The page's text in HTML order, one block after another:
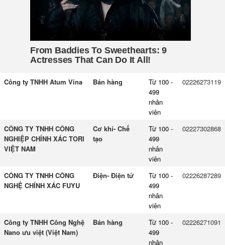
Công ty TNHH Atum Vina Bán hàng
Từ 100 -
499
nhân
viên
02226273119
CÔNG TY TNHH CÔNG
NGHIỆP CHÍNH XÁC TORI
VIỆT NAM
Cơ khí- Chế
tạo
Từ 100 -
499
nhân
viên
02227302868
CÔNG TY TNHH CÔNG
NGHỆ CHÍNH XÁC FUYU
Điện- Điện tử
Từ 100 -
499
nhân
viên
02226287289
Công ty TNHH Công Nghệ
Nano ưu việt (Việt Nam)
Bán hàng
Từ 100 -
499
nhân
02226271091